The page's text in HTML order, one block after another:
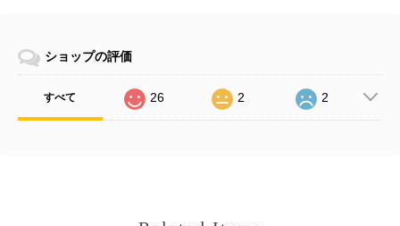
ショップの評価
すべて 26 2 2